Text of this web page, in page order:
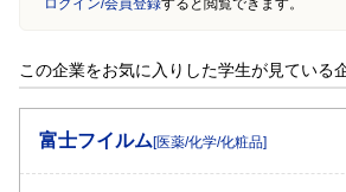
この企業をお気に入りした学生が見ている
富士フイルム[医薬/化学/化粧品]